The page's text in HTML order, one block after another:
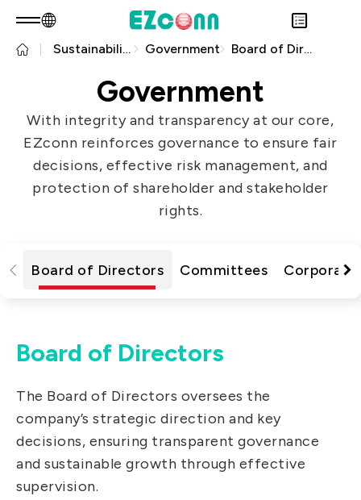
EN Product Consult
About EZconn
About Us
Careers
Sustainability
Overview
Sustainability Practices
Government
INVESTOR
Financial Information
Contact & Inquiries
PRODUCTS
Overview
Application
Data Communication
5G
AutoMotive
AeroSpace
Broad Band
Future TOGETHER
PRIVACYPARTNER LINKS
Contact Us
+886 2-2808-6333
Sustainability Government Board of Directors
Government
With integrity and transparency at our core,
EZconn reinforces governance to ensure fair
decisions, effective risk management, and
protection of shareholder and stakeholder
rights.
Board of Directors Committees Corporate
Board of Directors
The Board of Directors oversees the
company’s strategic direction and key
decisions, ensuring transparent governance
and sustainable growth through effective
supervision.